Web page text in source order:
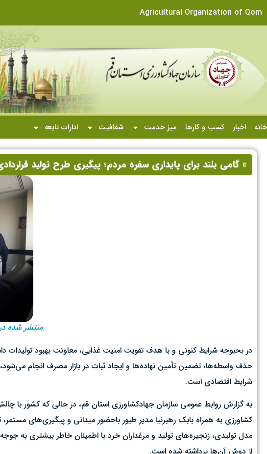
Agricultural Organization of Qom
خانه
اخبار کسب و کارها میز خدمت شفافیت ادارات تابعه
» گامی بلند برای پایداری سفره مردم؛ پیگیری طرح تولید
منتشر شده در
در بحبوحه شرایط کنونی و با هدف تقویت امنیت غذایی، معاونت بهبود
حذف واسطه‌ها، تضمین تأمین نهاده‌ها و ایجاد ثبات در بازار مصرف انجام
شرایط اقتصادی است. ‌
به گزارش روابط عمومی سازمان جهادکشاورزی استان قم، در حالی که کشور با
کشاورزی به همراه بابک رهبرنیا مدیر طیور باحضور میدانی و پیگیری‌های
مدل تولیدی، زنجیره‌های تولید و مرغداران خرد با اطمینان خاطر بیشتری به
از دوش آن‌ها برداشته شده است.